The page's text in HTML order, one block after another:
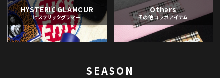
HYSTERIC GLAMOUR
ヒステリックグラマー
Others
その他コラボアイテム
SEASON